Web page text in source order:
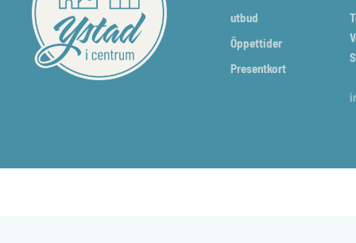
utbud
Öppettider
Presentkort